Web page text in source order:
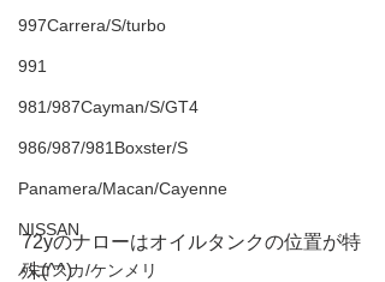
997Carrera/S/turbo
991
981/987Cayman/S/GT4
986/987/981Boxster/S
Panamera/Macan/Cayenne
NISSAN
ハコスカ/ケンメリ
72yのナローはオイルタンクの位置が特
殊(^^)